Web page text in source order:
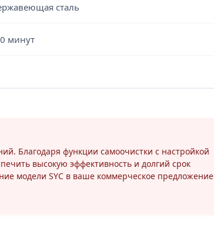
сталь
минут
Благодаря функции самоочистки с настройкой
высокую эффективность и долгий срок
модели SYC в ваше коммерческое предложение